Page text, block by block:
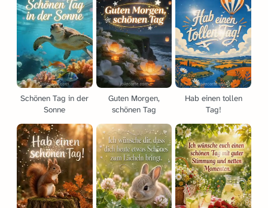
Schönen Tag in der
Sonne
Guten Morgen,
schönen Tag
Hab einen tollen
Tag!